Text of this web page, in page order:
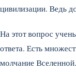
цивилизации. Ведь
На этот вопрос
ответа. Есть
молчание